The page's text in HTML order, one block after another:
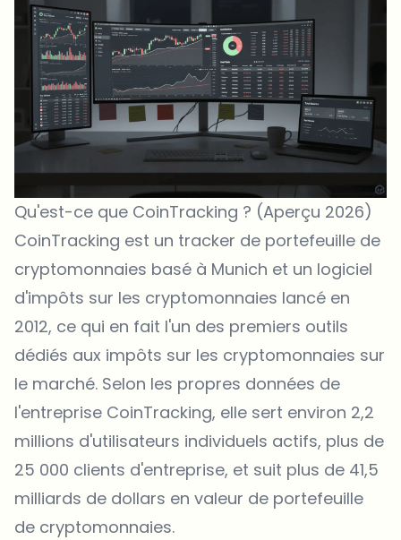
Qu'est-ce que CoinTracking ? (Aperçu 2026)
CoinTracking est un tracker de portefeuille de
cryptomonnaies basé à Munich et un logiciel
d'impôts sur les cryptomonnaies lancé en
2012, ce qui en fait l'un des premiers outils
dédiés aux impôts sur les cryptomonnaies sur
le marché. Selon les propres données de
l'entreprise CoinTracking, elle sert environ 2,2
millions d'utilisateurs individuels actifs, plus de
25 000 clients d'entreprise, et suit plus de 41,5
milliards de dollars en valeur de portefeuille
de cryptomonnaies.